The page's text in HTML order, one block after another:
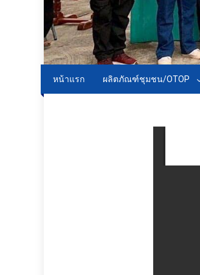
หน้าแรก ผลิตภัณฑ์ชุมชน/OTOP